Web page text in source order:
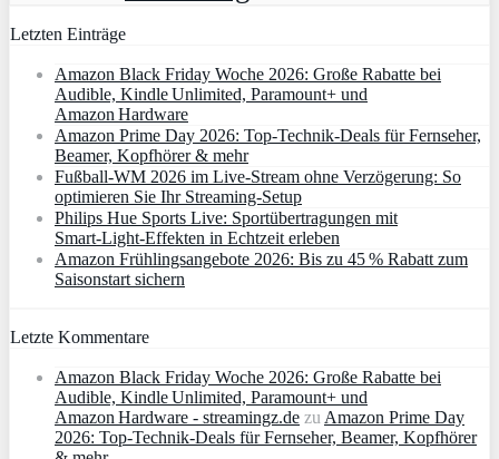
Letzten Einträge
Amazon Black Friday Woche 2026: Große Rabatte bei
Audible, Kindle Unlimited, Paramount+ und
Amazon Hardware
Amazon Prime Day 2026: Top-Technik-Deals für Fernseher,
Beamer, Kopfhörer & mehr
Fußball-WM 2026 im Live-Stream ohne Verzögerung: So
optimieren Sie Ihr Streaming-Setup
Philips Hue Sports Live: Sportübertragungen mit
Smart‑Light‑Effekten in Echtzeit erleben
Amazon Frühlingsangebote 2026: Bis zu 45 % Rabatt zum
Saisonstart sichern
Letzte Kommentare
Amazon Black Friday Woche 2026: Große Rabatte bei
Audible, Kindle Unlimited, Paramount+ und
Amazon Hardware - streamingz.de zu Amazon Prime Day
2026: Top-Technik-Deals für Fernseher, Beamer, Kopfhörer